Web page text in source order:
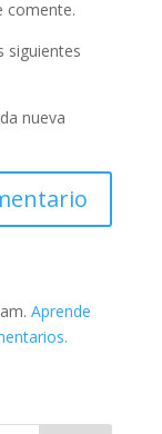
comente.
siguientes
nueva
Aprende